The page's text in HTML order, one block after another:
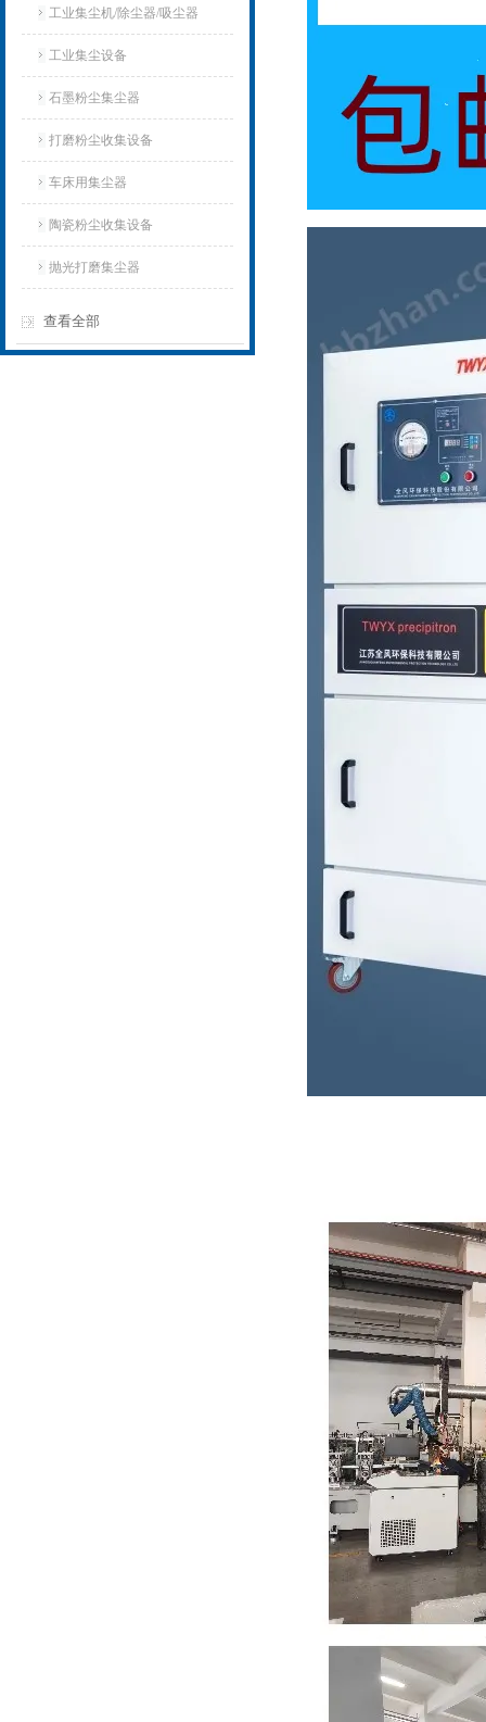
工业集尘机/除尘器/吸尘器
工业集尘设备
石墨粉尘集尘器
打磨粉尘收集设备
车床用集尘器
陶瓷粉尘收集设备
抛光打磨集尘器
查看全部